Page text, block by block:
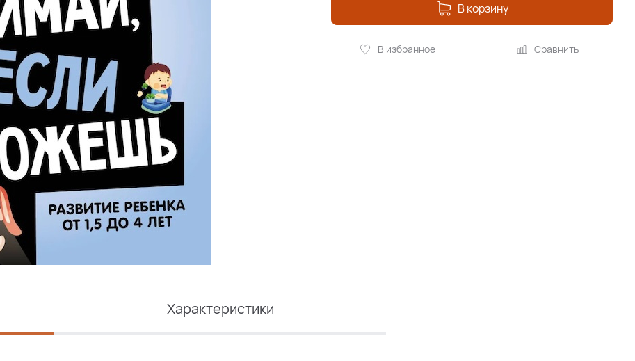
В корзину
В избранное Сравнить
Характеристики